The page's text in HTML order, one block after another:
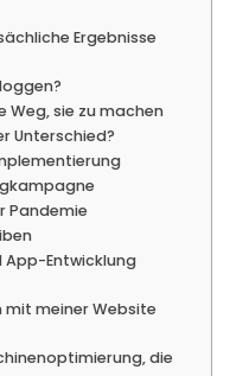
Ergebnisse
Weg, sie zu machen
Unterschied?
Pandemie
App-Entwicklung
mit meiner Website
die